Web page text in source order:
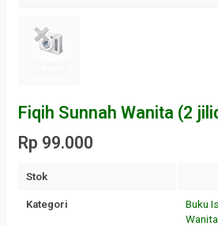
Fiqih Sunnah Wanita (2
Rp 99.000
Stok
Kategori Buku